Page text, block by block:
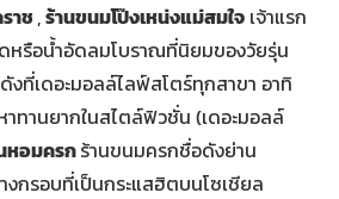
าช ,ร้านขนมโป๊งเหน่งแม่สมใจ เจ้าแรก
ดหรือน้ำอัดลมโบราณที่นิยมของวัยรุ่น
ที่เดอะมอลล์ไลฟ์สโตร์ทุกสาขา อาทิ
ทานยากในสไตล์ฟิวชั่น (เดอะมอลล์
หอมครกร้านขนมครกชื่อดังย่าน
กรอบที่เป็นกระแสฮิตบนโซเชียล